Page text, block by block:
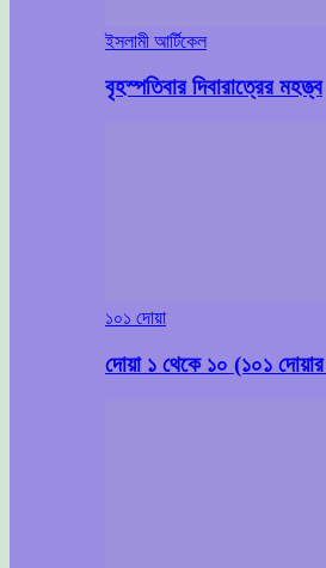
ইসলামী আর্টিকেল
বৃহস্পতিবার দিবারাত্রের মহত্ত্ব
১০১ দোয়া
দোয়া ১ থেকে ১০ (১০১